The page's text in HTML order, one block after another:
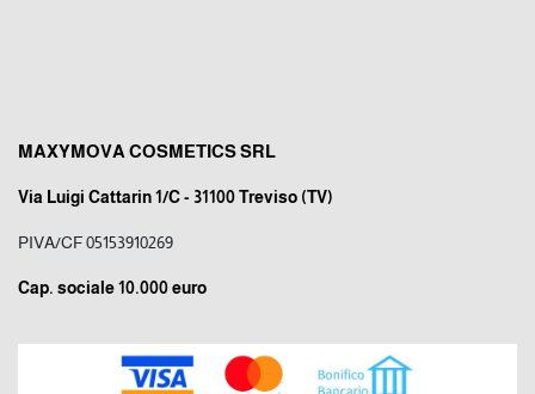
MAXYMOVA COSMETICS SRL
Via Luigi Cattarin 1/C - 31100 Treviso (TV)
PIVA/CF 05153910269
Cap. sociale 10.000 euro